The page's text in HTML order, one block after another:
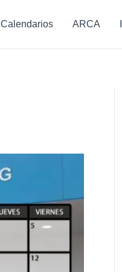
Calendarios ARCA